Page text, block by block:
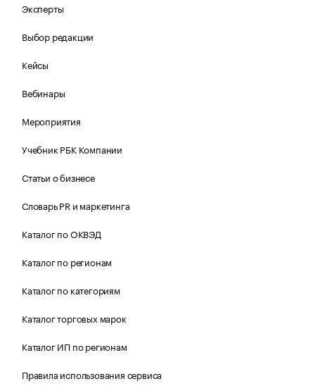
Эксперты
Выбор редакции
Кейсы
Вебинары
Мероприятия
Учебник РБК Компании
Статьи о бизнесе
Словарь PR и маркетинга
Каталог по ОКВЭД
Каталог по регионам
Каталог по категориям
Каталог торговых марок
Каталог ИП по регионам
Правила использования сервиса